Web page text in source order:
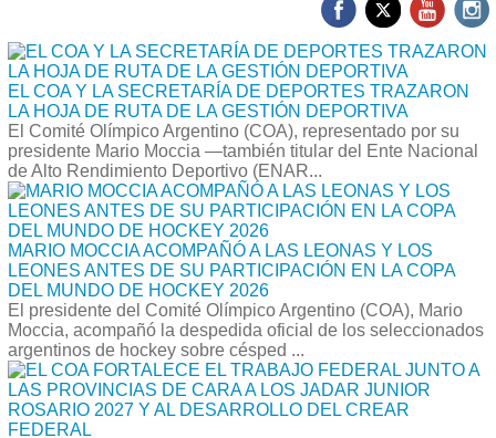
EL COA Y LA SECRETARÍA DE DEPORTES TRAZARON
LA HOJA DE RUTA DE LA GESTIÓN DEPORTIVA
El Comité Olímpico Argentino (COA), representado por su
presidente Mario Moccia —también titular del Ente Nacional
de Alto Rendimiento Deportivo (ENAR...
MARIO MOCCIA ACOMPAÑÓ A LAS LEONAS Y LOS
LEONES ANTES DE SU PARTICIPACIÓN EN LA COPA
DEL MUNDO DE HOCKEY 2026
El presidente del Comité Olímpico Argentino (COA), Mario
Moccia, acompañó la despedida oficial de los seleccionados
argentinos de hockey sobre césped ...